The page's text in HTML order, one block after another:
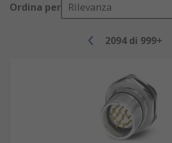
Ordina per Rilevanza
2094 di 999+